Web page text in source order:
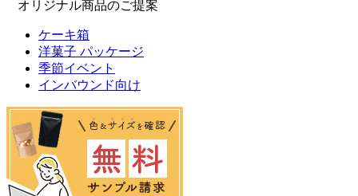
オリジナル商品のご提案
ケーキ箱
洋菓子 パッケージ
季節イベント
インバウンド向け